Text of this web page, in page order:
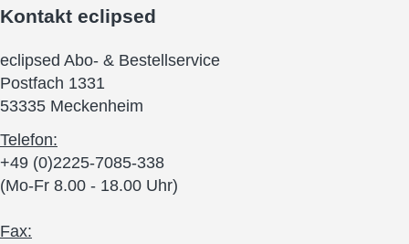
Kontakt eclipsed
eclipsed Abo- & Bestellservice
Postfach 1331
53335 Meckenheim
Telefon:
+49 (0)2225-7085-338
(Mo-Fr 8.00 - 18.00 Uhr)
Fax: